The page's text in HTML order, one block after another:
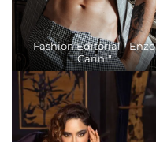
Fashion Editorial " Enzo
Carini"